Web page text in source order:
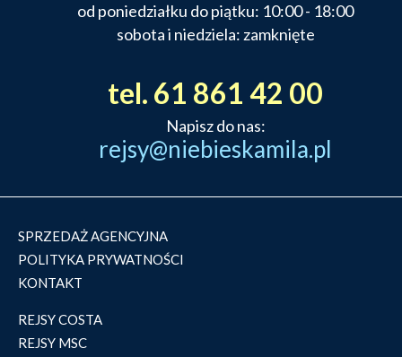
od poniedziałku do piątku: 10:00 - 18:00
sobota i niedziela: zamknięte
tel. 61 861 42 00
Napisz do nas:
rejsy@niebieskamila.pl
SPRZEDAŻ AGENCYJNA
POLITYKA PRYWATNOŚCI
KONTAKT
REJSY COSTA
REJSY MSC